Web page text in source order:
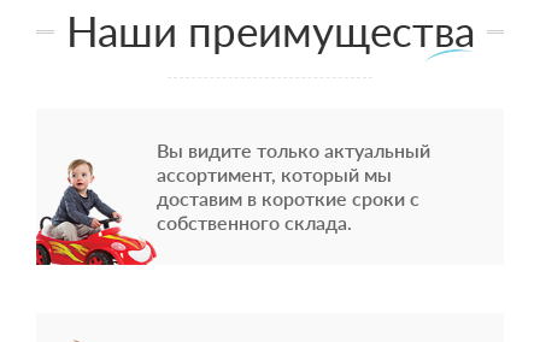
Наши преимущества
Вы видите только актуальный
ассортимент, который мы
доставим в короткие сроки с
собственного склада.